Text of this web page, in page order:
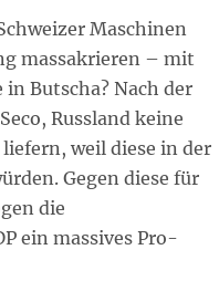
Maschinen
massakrieren – mit
Butscha? Nach der
Russland keine
weil diese in der
Gegen diese für
die
ein massives Pro-